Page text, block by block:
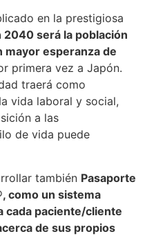
en la prestigiosa
2040 será la población
mayor esperanza de
primera vez a Japón.
traerá como
vida laboral y social,
a las
de vida puede
también Pasaporte
como un sistema
cada paciente/cliente
de sus propios